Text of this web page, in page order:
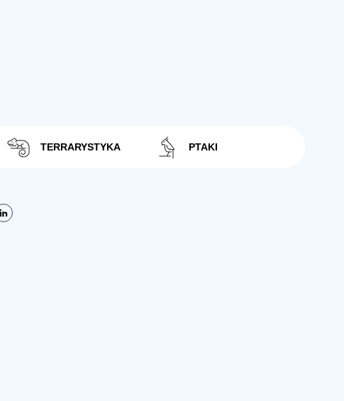
TERRARYSTYKA PTAKI